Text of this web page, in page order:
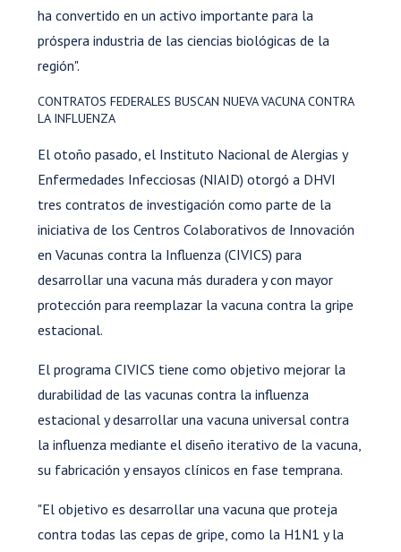
ha convertido en un activo importante para la
próspera industria de las ciencias biológicas de la
región".
CONTRATOS FEDERALES BUSCAN NUEVA VACUNA CONTRA
LA INFLUENZA
El otoño pasado, el Instituto Nacional de Alergias y
Enfermedades Infecciosas (NIAID) otorgó a DHVI
tres contratos de investigación como parte de la
iniciativa de los Centros Colaborativos de Innovación
en Vacunas contra la Influenza (CIVICS) para
desarrollar una vacuna más duradera y con mayor
protección para reemplazar la vacuna contra la gripe
estacional.
El programa CIVICS tiene como objetivo mejorar la
durabilidad de las vacunas contra la influenza
estacional y desarrollar una vacuna universal contra
la influenza mediante el diseño iterativo de la vacuna,
su fabricación y ensayos clínicos en fase temprana.
"El objetivo es desarrollar una vacuna que proteja
contra todas las cepas de gripe, como la H1N1 y la